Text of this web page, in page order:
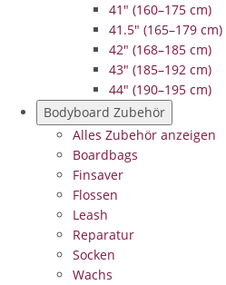
41" (160–175 cm)
41.5" (165–179 cm)
42" (168–185 cm)
43" (185–192 cm)
44" (190–195 cm)
Bodyboard Zubehör
Alles Zubehör anzeigen
Boardbags
Finsaver
Flossen
Leash
Reparatur
Socken
Wachs